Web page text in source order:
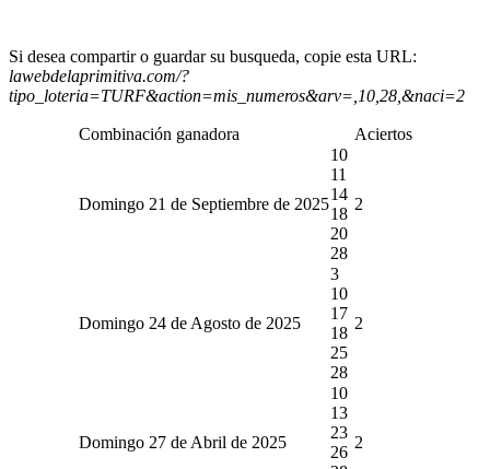
Si desea compartir o guardar su busqueda, copie esta URL:
lawebdelaprimitiva.com/?
tipo_loteria=TURF&action=mis_numeros&arv=,10,28,&naci=2
Combinación ganadora Aciertos
Domingo 21 de Septiembre de 2025
10
11
14
18
20
28
2
Domingo 24 de Agosto de 2025
3
10
17
18
25
28
2
Domingo 27 de Abril de 2025
10
13
23
26
2